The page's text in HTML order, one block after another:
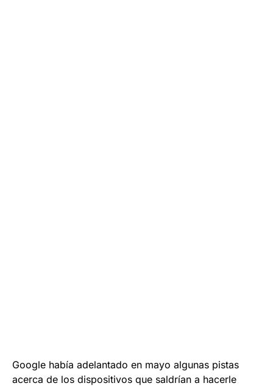
Google había adelantado en mayo algunas pistas
acerca de los dispositivos que saldrían a hacerle